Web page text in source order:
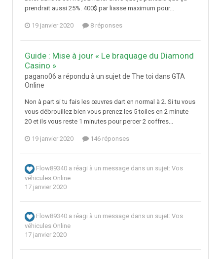
prendrait aussi 25%. 400$ par liasse maximum pour...
19 janvier 2020 8 réponses
Guide : Mise à jour « Le braquage du Diamond
Casino »
pagano06 a répondu à un sujet de The toi dans GTA
Online
Non à part si tu fais les œuvres dart en normal à 2. Si tu vous
vous débrouillez bien vous prenez les 5 toiles en 2 minute
20 et ils vous reste 1 minutes pour percer 2 coffres...
19 janvier 2020 146 réponses
Flow89340 a réagi à un message dans un sujet: Vos
véhicules Online
17 janvier 2020
Flow89340 a réagi à un message dans un sujet: Vos
véhicules Online
17 janvier 2020